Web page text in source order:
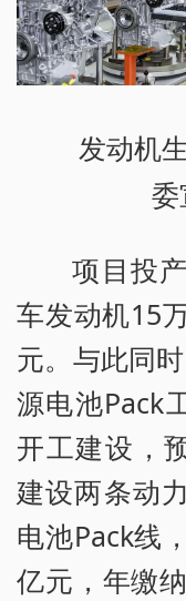
发动机
委
项目投
车发动机15
元。与此同
源电池Pack
开工建设，
建设两条动
电池Pack线
亿元，年缴